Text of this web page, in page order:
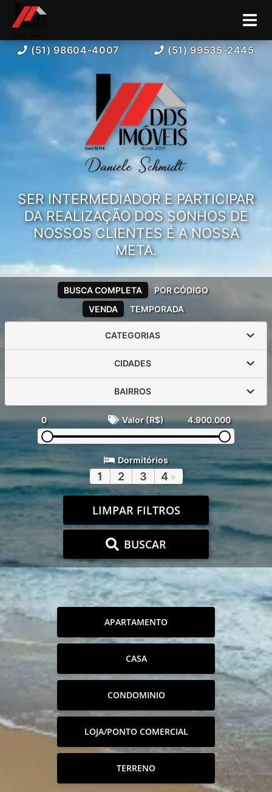
(51) 98604-4007 (51) 99535-2445
SER INTERMEDIADOR E PARTICIPAR
DA REALIZAÇÃO DOS SONHOS DE
NOSSOS CLIENTES É A NOSSA
META.
VENDA TEMPORADA
BUSCA COMPLETA POR CÓDIGO
CATEGORIAS
CIDADES
BAIRROS
0 Valor (R$) 4.900.000
Dormitórios
1 2 3 4 +
LIMPAR FILTROS
BUSCAR
APARTAMENTO
CASA
CONDOMINIO
LOJA/PONTO COMERCIAL
TERRENO